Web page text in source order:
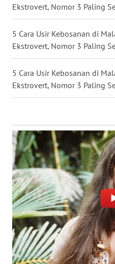
Ekstrovert, Nomor 3 Paling
5 Cara Usir Kebosanan di
Ekstrovert, Nomor 3 Paling
5 Cara Usir Kebosanan di
Ekstrovert, Nomor 3 Paling
SULUT
WN
MALUKU
WN
MALUT
DAIRI
WN
DANAU
TOBA
WN
NIAS
WN
LANGKAT